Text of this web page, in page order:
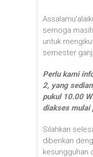
semoga
untuk
semester
Perlu kami
2, yang
pukul 10.00
diakses mulai
Silahkan
diberikan
kesungguhan